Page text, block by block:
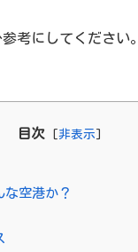
考にしてください。
目次 [ 非表示 ]
な空港か？